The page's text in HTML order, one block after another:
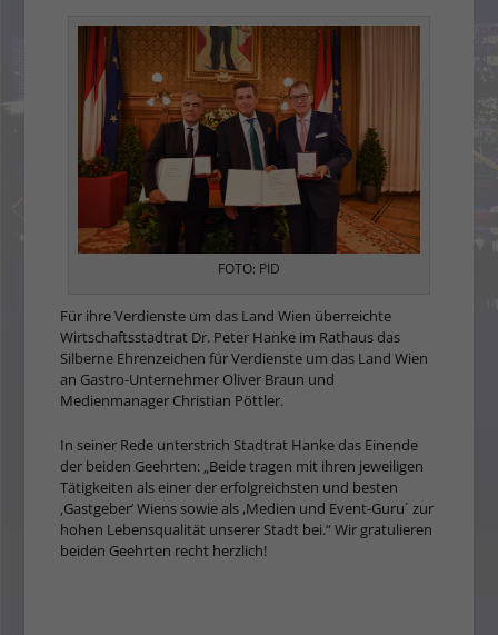
FOTO: PID
Für ihre Verdienste um das Land Wien überreichte
Wirtschaftsstadtrat Dr. Peter Hanke im Rathaus das
Silberne Ehrenzeichen für Verdienste um das Land Wien
an Gastro-Unternehmer Oliver Braun und
Medienmanager Christian Pöttler.
In seiner Rede unterstrich Stadtrat Hanke das Einende
der beiden Geehrten: „Beide tragen mit ihren jeweiligen
Tätigkeiten als einer der erfolgreichsten und besten
‚Gastgeber‘ Wiens sowie als ,Medien und Event-Guru´ zur
hohen Lebensqualität unserer Stadt bei.“ Wir gratulieren
beiden Geehrten recht herzlich!